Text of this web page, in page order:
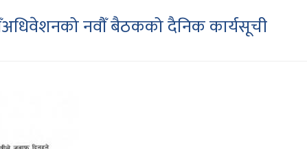
नवौँ बैठकको दैनिक कार्यसूची